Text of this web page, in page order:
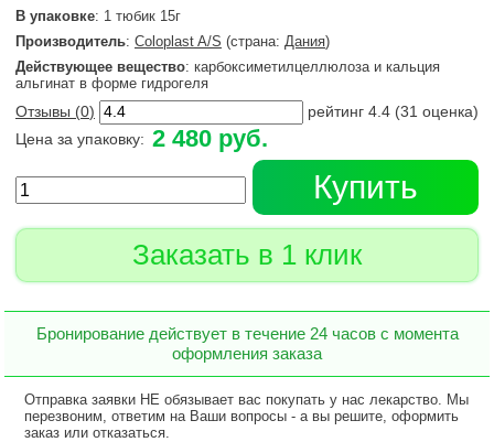
В упаковке: 1 тюбик 15г
Производитель: Coloplast A/S (страна: Дания)
Действующее вещество: карбоксиметилцеллюлоза и кальция
альгинат в форме гидрогеля
Отзывы (0) рейтинг 4.4 (31 оценка)
Цена за упаковку: 2 480 руб.
Купить
Заказать в 1 клик
Бронирование действует в течение 24 часов с момента
оформления заказа
Отправка заявки НЕ обязывает вас покупать у нас лекарство. Мы
перезвоним, ответим на Ваши вопросы - а вы решите, оформить
заказ или отказаться.